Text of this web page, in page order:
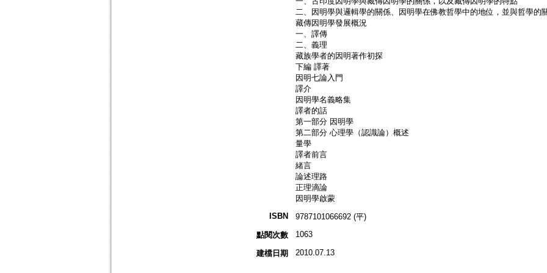
二、因明學與邏輯學的關係、因明學在佛教哲學中的地位，並與哲學的
藏傳因明學發展概況
一、譯傳
二、義理
藏族學者的因明著作初探
下編 譯著
因明七論入門
譯介
因明學名義略集
譯者的話
第一部分 因明學
第二部分 心理學（認識論）概述
量學
譯者前言
緒言
論述理路
正理滴論
因明學啟蒙
ISBN
9787101066692 (平)
點閱次數
1063
建檔日期 2010.07.13